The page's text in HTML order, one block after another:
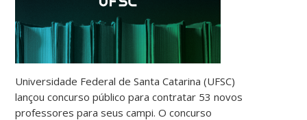
Universidade Federal de Santa Catarina (UFSC)
lançou concurso público para contratar 53 novos
professores para seus campi. O concurso